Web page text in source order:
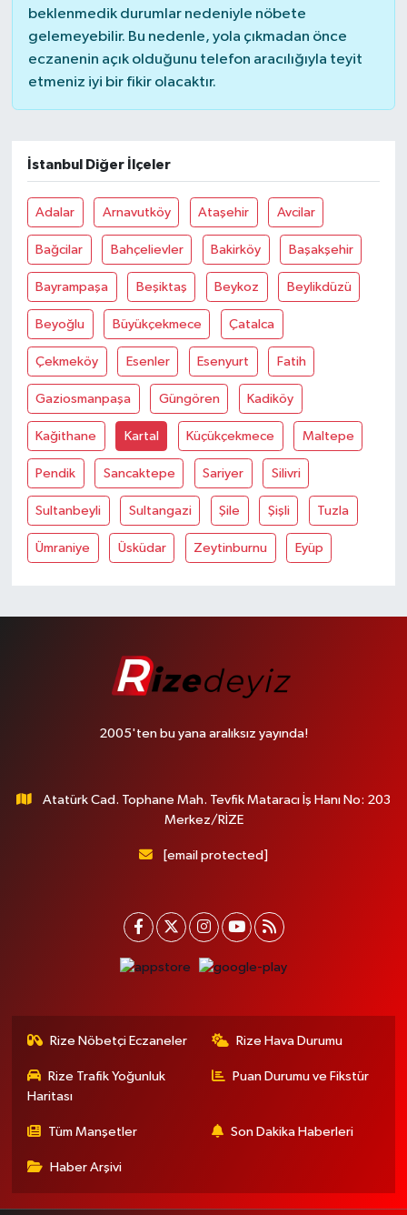
beklenmedik durumlar nedeniyle nöbete
gelemeyebilir. Bu nedenle, yola çıkmadan önce
eczanenin açık olduğunu telefon aracılığıyla teyit
etmeniz iyi bir fikir olacaktır.
İstanbul Diğer İlçeler
Adalar Arnavutköy Ataşehir Avcilar
Bağcilar Bahçelievler Bakirköy Başakşehir
Bayrampaşa Beşiktaş Beykoz Beylikdüzü
Beyoğlu Büyükçekmece Çatalca
Çekmeköy Esenler Esenyurt Fatih
Gaziosmanpaşa Güngören Kadiköy
Kağithane Kartal Küçükçekmece Maltepe
Pendik Sancaktepe Sariyer Silivri
Sultanbeyli Sultangazi Şile Şişli Tuzla
Ümraniye Üsküdar Zeytinburnu Eyüp
2005'ten bu yana aralıksız yayında!
Atatürk Cad. Tophane Mah. Tevfik Mataracı İş Hanı No: 203
Merkez/RİZE
[email protected]
Rize Nöbetçi Eczaneler Rize Hava Durumu
Rize Trafik Yoğunluk
Haritası
Puan Durumu ve Fikstür
Tüm Manşetler Son Dakika Haberleri
Haber Arşivi